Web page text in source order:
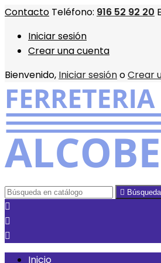
Contacto Teléfono: 916 52 92 20
Iniciar sesión
Crear una cuenta
Bienvenido, Iniciar sesiónoCrear
 Búsqueda



Inicio